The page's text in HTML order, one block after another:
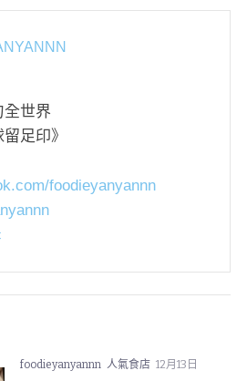
全世界
足印》
foodieyanyannn
foodieyanyannn 人氣食店 12月13日